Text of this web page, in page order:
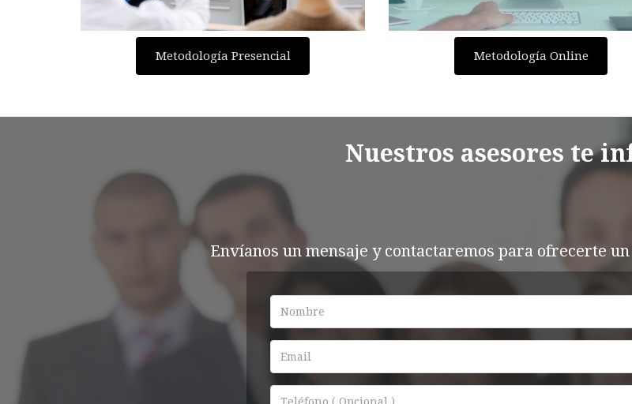
Metodología Presencial Metodología Online
Nuestros asesores te
Envíanos un mensaje y contactaremos para ofrecerte